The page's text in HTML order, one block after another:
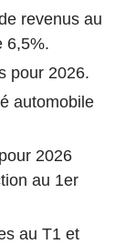
revenus au
6,5%.
pour 2026.
automobile
2026
au 1er
au T1 et